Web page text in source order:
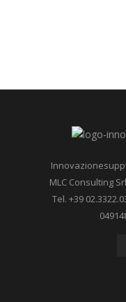
MLC Consulting
Tel. +39